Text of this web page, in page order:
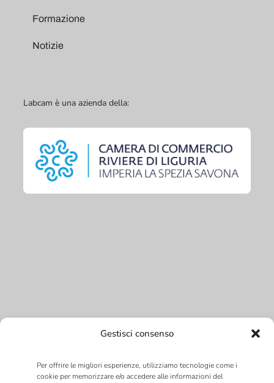
Gestisci consenso
Per offrire le migliori esperienze, utilizziamo tecnologie come i
cookie per memorizzare e/o accedere alle informazioni del
Formazione
Notizie
Labcam è una azienda della: